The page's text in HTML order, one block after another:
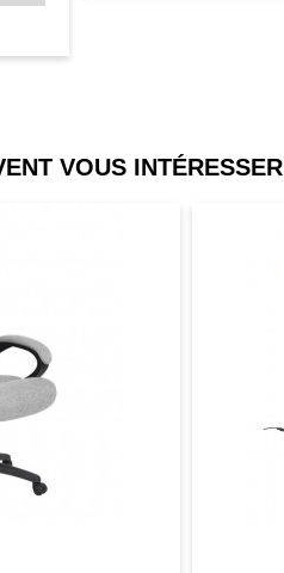
VOUS INTÉRESSER